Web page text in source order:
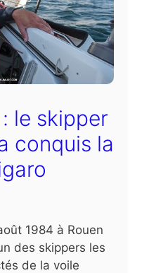
le skipper
conquis la
1984 à Rouen
des skippers les
de la voile